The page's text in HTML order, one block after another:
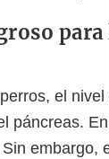
el
páncreas.